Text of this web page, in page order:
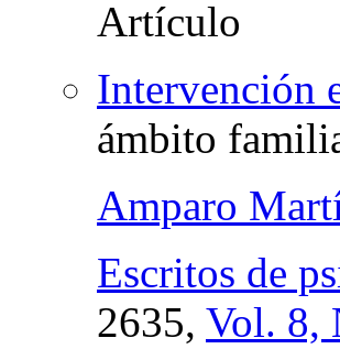
Intervención
ámbito
Amparo
Escritos de
2635, Vol. 8,